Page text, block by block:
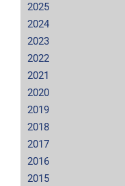
2025
2024
2023
2022
2021
2020
2019
2018
2017
2016
2015